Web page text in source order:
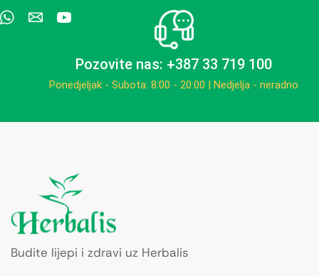
Pozovite nas: +387 33 719 100
Ponedjeljak - Subota: 8:00 - 20:00 | Nedjelja - neradno
Budite lijepi i zdravi uz Herbalis